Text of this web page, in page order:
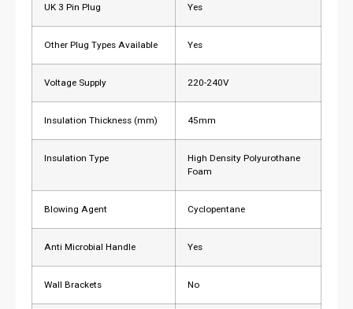
UK 3 Pin Plug Yes
Other Plug Types Available Yes
Voltage Supply 220-240V
Insulation Thickness (mm) 45mm
Insulation Type
High Density Polyurothane
Foam
Blowing Agent Cyclopentane
Anti Microbial Handle Yes
Wall Brackets No